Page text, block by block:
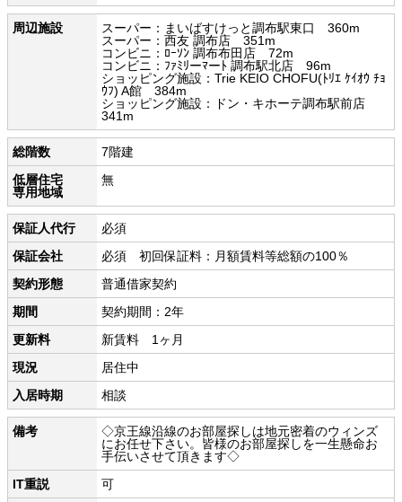
周辺施設
スーパー：まいばすけっと調布駅東口 360m
スーパー：西友 調布店 351m
コンビニ：ﾛｰｿﾝ 調布布田店 72m
コンビニ：ﾌｧﾐﾘーﾏーﾄ 調布駅北店 96m
ショッピング施設：Trie KEIO CHOFU(ﾄﾘｴ ｹｲｵｳ ﾁｮ
ｳﾌ) A館 384m
ショッピング施設：ドン・キホーテ調布駅前店
341m
総階数
7階建
低層住宅
専用地域
無
保証人代行
必須
保証会社
必須 初回保証料：月額賃料等総額の100％
契約形態
普通借家契約
期間
契約期間：2年
更新料
新賃料 1ヶ月
現況
居住中
入居時期
相談
備考
◇京王線沿線のお部屋探しは地元密着のウィンズ
にお任せ下さい。皆様のお部屋探しを一生懸命お
手伝いさせて頂きます◇
IT重説
可